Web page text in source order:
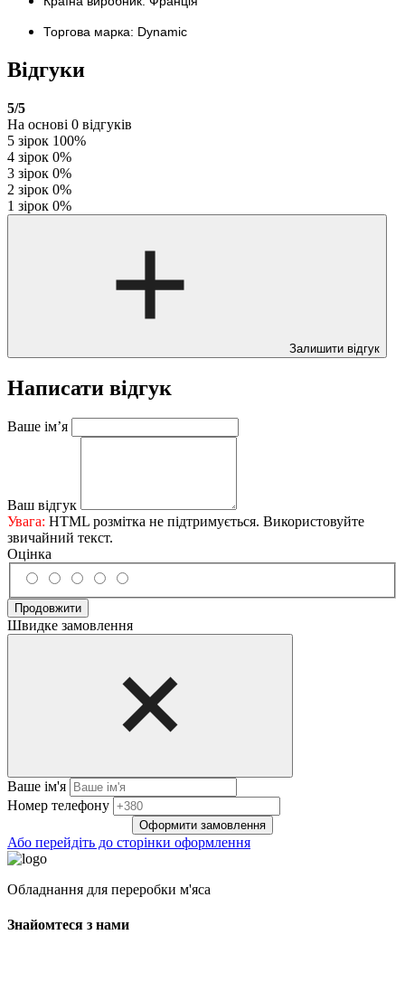
Торгова марка: Dynamic
Відгуки
5/5
На основі 0 відгуків
5 зірок 100%
4 зірок 0%
3 зірок 0%
2 зірок 0%
1 зірок 0%
Залишити відгук
Написати відгук
Ваше ім’я
Ваш відгук
Увага: HTML розмітка не підтримується. Використовуйте
звичайний текст.
Оцінка
Продовжити
Швидке замовлення
Ваше ім'я
Нoмep тeлeфoнy
Оформити замовлення
Або перейдіть до сторінки оформлення
Обладнання для переробки м'яса
Знайомтеся з нами